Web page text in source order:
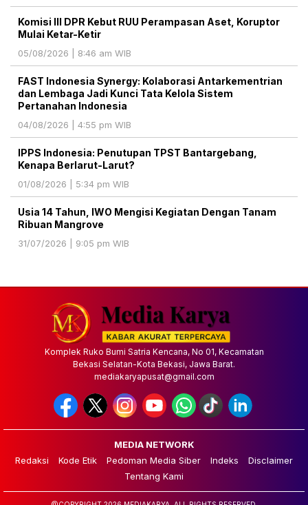
Komisi III DPR Kebut RUU Perampasan Aset, Koruptor
Mulai Ketar-Ketir
05/08/2026 | 8:46 am WIB
FAST Indonesia Synergy: Kolaborasi Antarkementrian
dan Lembaga Jadi Kunci Tata Kelola Sistem
Pertanahan Indonesia
04/08/2026 | 4:55 pm WIB
IPPS Indonesia: Penutupan TPST Bantargebang,
Kenapa Berlarut-Larut?
01/08/2026 | 5:34 pm WIB
Usia 14 Tahun, IWO Mengisi Kegiatan Dengan Tanam
Ribuan Mangrove
31/07/2026 | 9:05 pm WIB
Komplek Ruko Bumi Satria Kencana, No 01, Kecamatan
Bekasi Selatan-Kota Bekasi, Jawa Barat.
mediakaryapusat@gmail.com
MEDIA NETWORK
Redaksi
Kode Etik Pedoman Media Siber Indeks
Disclaimer
Tentang Kami